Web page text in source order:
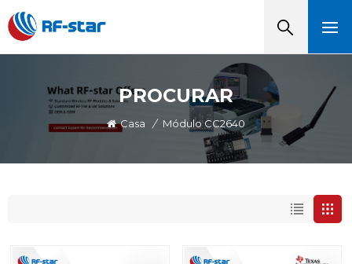
PROCURAR
Casa / Módulo CC2640